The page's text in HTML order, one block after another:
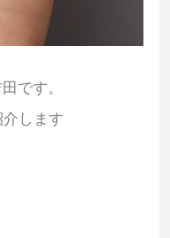
です。
します